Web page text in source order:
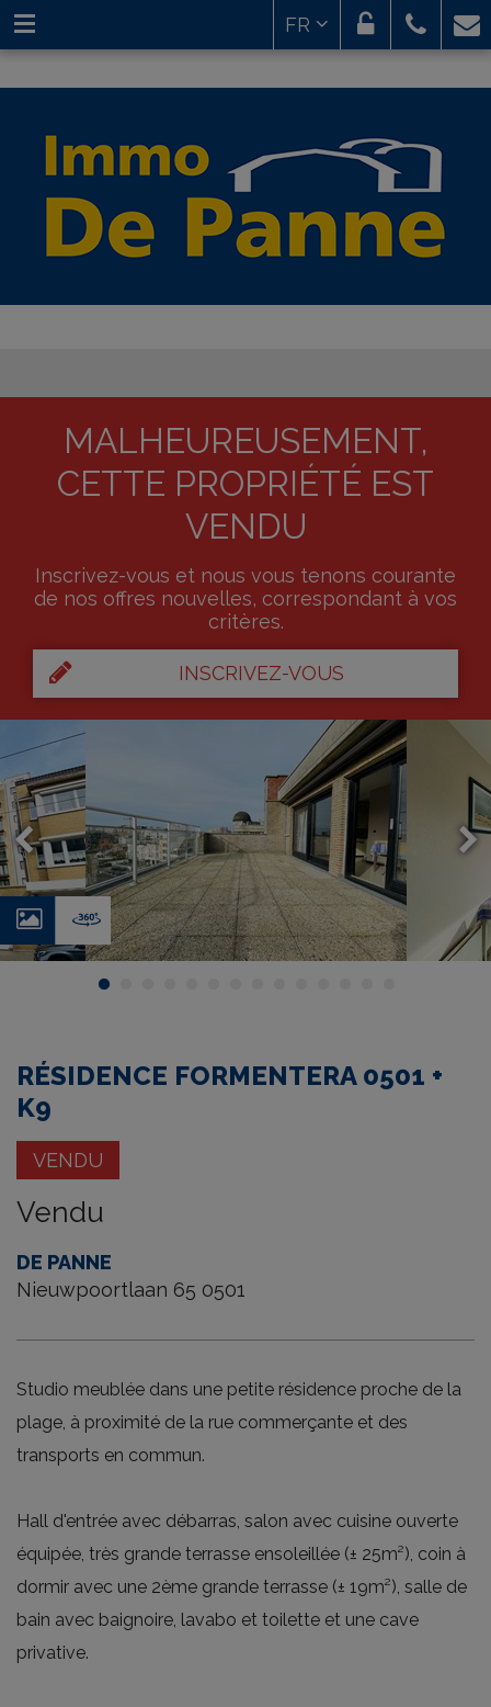
FR
MALHEUREUSEMENT,
CETTE PROPRIÉTÉ EST
VENDU
Inscrivez-vous et nous vous tenons courante
de nos offres nouvelles, correspondant à vos
critères.
INSCRIVEZ-VOUS
PhotosVirtual
RÉSIDENCE FORMENTERA 0501 +
K9
VENDU
Vendu
DE PANNE
Nieuwpoortlaan 65 0501
Studio meublée dans une petite résidence proche de la
plage, à proximité de la rue commerçante et des
transports en commun.
Hall d'entrée avec débarras, salon avec cuisine ouverte
équipée, très grande terrasse ensoleillée (± 25m²), coin à
dormir avec une 2ème grande terrasse (± 19m²), salle de
bain avec baignoire, lavabo et toilette et une cave
privative.